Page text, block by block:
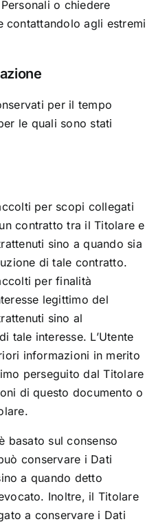
o chiedere
contattandolo agli estremi
per il tempo
le quali sono stati
per scopi collegati
contratto tra il Titolare e
sino a quando sia
di tale contratto.
per finalità
legittimo del
sino al
tale interesse. L’Utente
informazioni in merito
perseguito dal Titolare
di questo documento o
basato sul consenso
conservare i Dati
a quando detto
Inoltre, il Titolare
a conservare i Dati